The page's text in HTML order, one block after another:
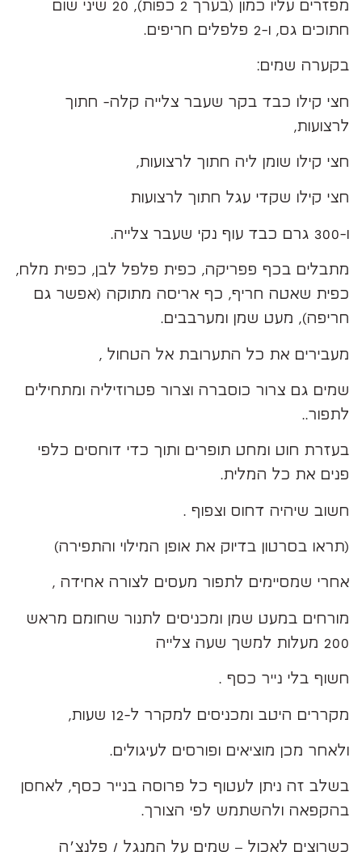
מפזרים עליו כמון (בערך 2 כפות), 20 שיני שום
חתוכים גס, ו-2 פלפלים חריפים.
בקערה שמים:
חצי קילו כבד בקר שעבר צלייה קלה- חתוך
לרצועות,
חצי קילו שומן ליה חתוך לרצועות,
חצי קילו שקדי עגל חתוך לרצועות
ו-300 גרם כבד עוף נקי שעבר צלייה.
מתבלים בכף פפריקה, כפית פלפל לבן, כפית מלח,
כפית שאטה חריף, כף אריסה מתוקה (אפשר גם
חריפה), מעט שמן ומערבבים.
מעבירים את כל התערובת אל הטחול ,
שמים גם צרור כוסברה וצרור פטרוזיליה ומתחילים
לתפור..
בעזרת חוט ומחט תופרים ותוך כדי דוחסים כלפי
פנים את כל המלית.
חשוב שיהיה דחוס וצפוף .
(תראו בסרטון בדיוק את אופן המילוי והתפירה)
אחרי שמסיימים לתפור מעסים לצורה אחידה ,
מורחים במעט שמן ומכניסים לתנור שחומם מראש
200 מעלות למשך שעה צלייה
חשוף בלי נייר כסף .
מקררים היטב ומכניסים למקרר ל-12 שעות,
ולאחר מכן מוציאים ופורסים לעיגולים.
בשלב זה ניתן לעטוף כל פרוסה בנייר כסף, לאחסן
בהקפאה ולהשתמש לפי הצורך.
כשרוצים לאכול – שמים על המנגל / פלנצ׳ה